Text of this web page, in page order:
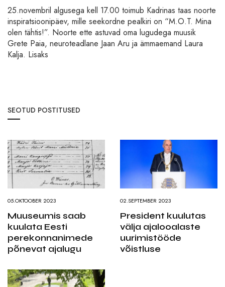
25.novembril algusega kell 17.00 toimub Kadrinas taas noorte
inspiratsioonipäev, mille seekordne pealkiri on “M.O.T. Mina
olen tähtis!”. Noorte ette astuvad oma lugudega muusik
Grete Paia, neuroteadlane Jaan Aru ja ämmaemand Laura
Kalja. Lisaks
SEOTUD POSTITUSED
05.OKTOOBER 2023
Muuseumis saab
kuulata Eesti
perekonnanimede
põnevat ajalugu
02.SEPTEMBER 2023
President kuulutas
välja ajalooalaste
uurimistööde
võistluse